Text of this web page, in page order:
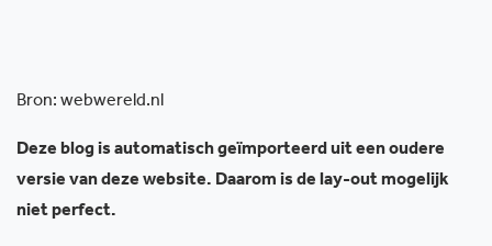
Bron: webwereld.nl
Deze blog is automatisch geïmporteerd uit een oudere
versie van deze website. Daarom is de lay-out mogelijk
niet perfect.